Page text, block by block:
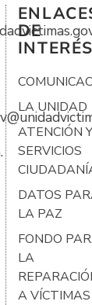
DE
INTERÉS
LA UNIDAD
ATENCIÓN Y
SERVICIOS
DATOS
LA PAZ
FONDO
LA
A VÍCTIMAS